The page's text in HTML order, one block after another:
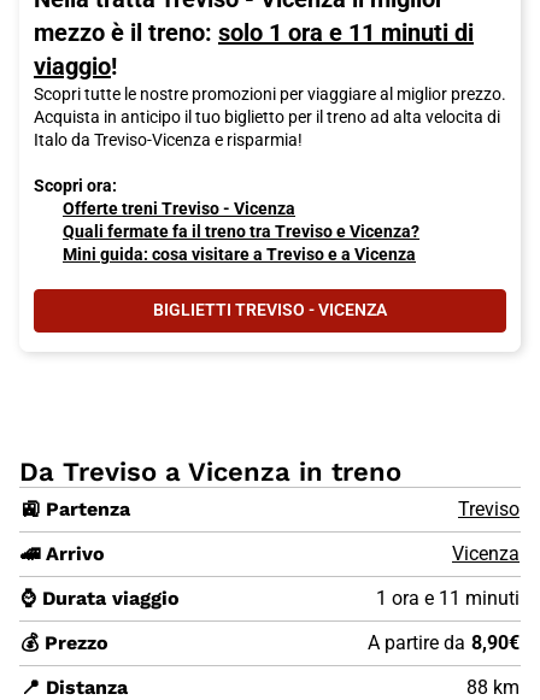
mezzo è il treno: solo 1 ora e 11 minuti di
viaggio!
Scopri tutte le nostre promozioni per viaggiare al miglior prezzo.
Acquista in anticipo il tuo biglietto per il treno ad alta velocita di
Italo da Treviso-Vicenza e risparmia!
Scopri ora:
Offerte treni Treviso - Vicenza
Quali fermate fa il treno tra Treviso e Vicenza?
Mini guida: cosa visitare a Treviso e a Vicenza
BIGLIETTI TREVISO - VICENZA
Da Treviso a Vicenza in treno
🚉 Partenza
Treviso
🚄 Arrivo
Vicenza
⌚ Durata viaggio
1 ora e 11 minuti
💰 Prezzo
A partire da 8,90€
📍 Distanza
88 km